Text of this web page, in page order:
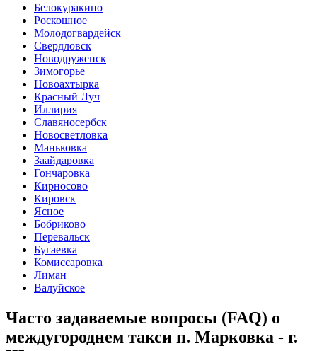
Белокуракино
Роскошное
Молодогвардейск
Свердловск
Новодруженск
Зимогорье
Новоахтырка
Красный Луч
Иллирия
Славяносербск
Новосветловка
Маньковка
Заайдаровка
Гончаровка
Кирносово
Кировск
Ясное
Бобриково
Перевальск
Бугаевка
Комиссаровка
Лиман
Валуйское
Часто задаваемые вопросы (FAQ) о
междугороднем такси п. Марковка - г.